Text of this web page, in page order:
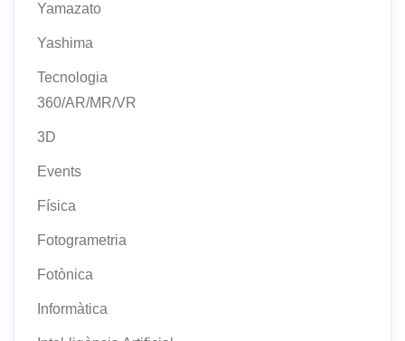
Yamazato
Yashima
Tecnologia
360/AR/MR/VR
3D
Events
Física
Fotogrametria
Fotònica
Informàtica